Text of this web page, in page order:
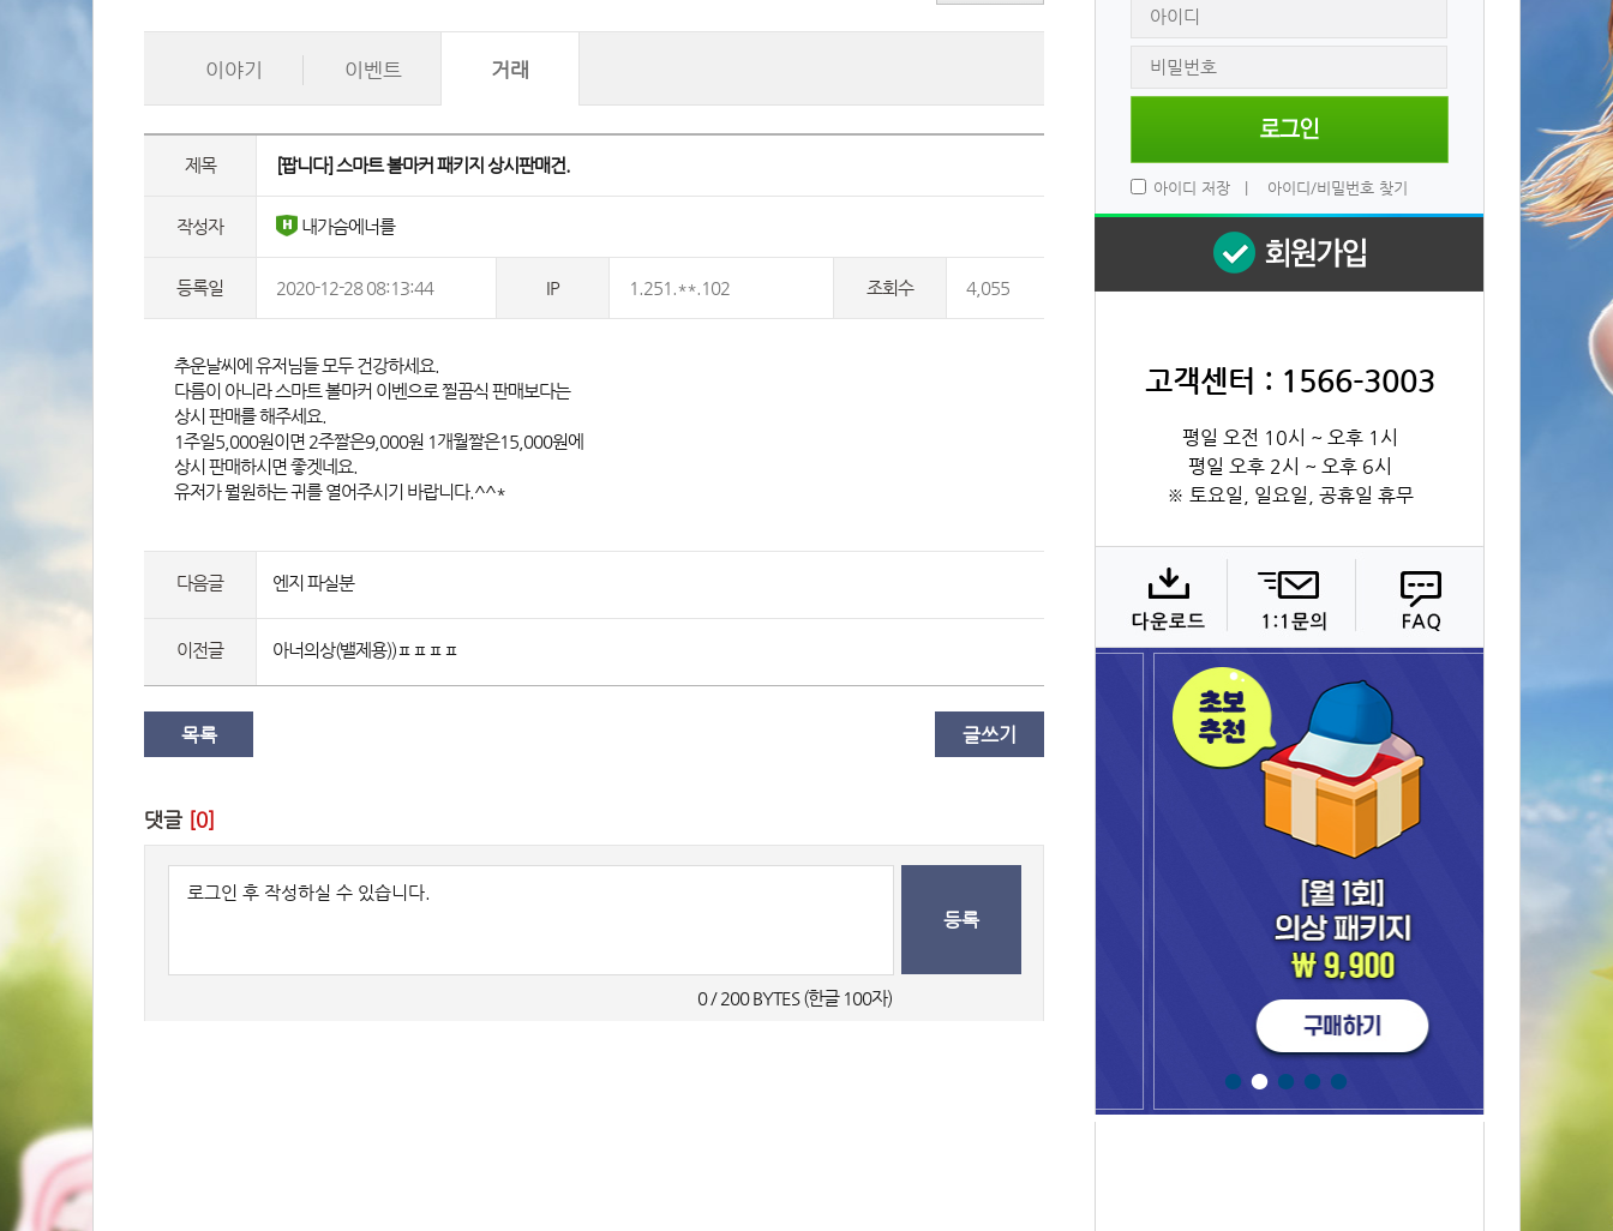
이야기 이벤트 거래
제목 [팝니다] 스마트 볼마커 패키지 상시판매건.
작성자 내가슴에너를
등록일 2020-12-28 08:13:44 IP 1.251.**.102 조회수 4,055
추운날씨에 유저님들 모두 건강하세요.
다름이 아니라 스마트 볼마커 이벤으로 찔끔식 판매보다는
상시 판매를 해주세요.
1주일5,000원이면 2주짤은9,000원 1개월짤은15,000원에
상시 판매하시면 좋겟네요.
유저가 뭘원하는 귀를 열어주시기 바랍니다.^^*
다음글 엔지 파실분
이전글 아너의상(밸제용))ㅍㅍㅍㅍ
목록 글쓰기
댓글 [0]
0 / 200 BYTES (한글 100자)
등록
아이디 저장 아이디/비밀번호 찾기
고객센터 : 1566-3003
평일 오전 10시 ~ 오후 1시
평일 오후 2시 ~ 오후 6시
※ 토요일, 일요일, 공휴일 휴무